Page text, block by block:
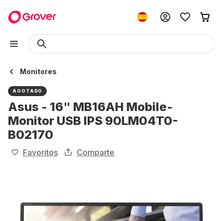
Monitores
AGOTADO
Asus - 16" MB16AH Mobile-
Monitor USB IPS 90LM04T0-
B02170
Favoritos Comparte